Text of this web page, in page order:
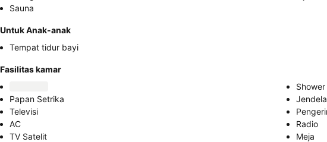
Sauna
Untuk Anak-anak
Tempat tidur bayi
Fasilitas kamar
Shower
Papan Setrika
Jendela
Televisi
AC
Radio
TV Satelit
Meja